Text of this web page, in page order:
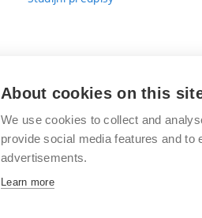
Vysoké
učení
technické
About cookies on this
We use cookies to collect and
provide social media features and to
advertisements.
Learn more